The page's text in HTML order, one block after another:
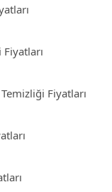
Fiyatları